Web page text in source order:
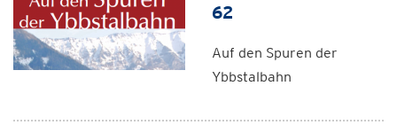
62
Auf den Spuren der
Ybbstalbahn